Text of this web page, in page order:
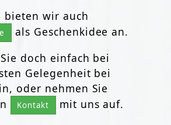
bieten wir auch
als Geschenkidee an.
doch einfach bei
Gelegenheit bei
oder nehmen Sie
Kontakt mit uns auf.